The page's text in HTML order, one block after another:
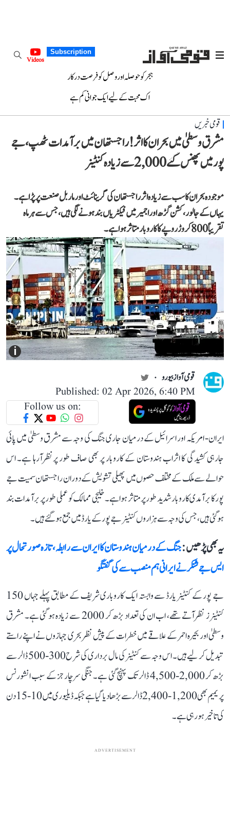
Subscription
Videos
ہجر کو حوصلہ اور وصل کو فرصت درکار
اک محبت کے لیے ایک جوانی کم ہے
قومی خبریں
مشرق وسطیٰ میں بحران کا اثر! راجستھان میں برآمدات ٹھپ، جے
پور میں پھنس گئے 2,000 سے زیادہ کنٹینر
موجودہ بحران کا سب سے زیادہ اثرراجستھان کی گرینائٹ اورماربل صنعت پر پڑا ہے۔
یہاں کے جالور، کشن گڑھ اور اجمیر میں فیکٹریاں بند ہونے لگی ہیں، جس سے ہرماہ
تقریباً 800 کروڑ روپے کا کاروبار متاثر ہوا ہے۔
i
قومی آواز بیورو
Published: 02 Apr 2026, 6:40 PM
Follow us on:
ایران- امریکہ اور اسرائیل کے درمیان جاری جنگ کی وجہ سے مشرق وسطیٰ میں پائی
جارہی کشیدگی کا اثراب ہندوستان کے کاروبار پر بھی صاف طور پرنظرآرہا ہے۔ اس
حوالے سے ملک کے مختلف حصوں میں پھیلی تشویش کے دوران راجستھان سمیت جے
پور کا برآمدی کاروبار شدید طور پرمتاثر ہوا ہے۔ خلیجی ممالک کو عملی طور پر برآمدات بند
ہو گئی ہیں، جس کی وجہ سے ہزاروں کنٹینر جے پور کے یارڈ میں جمع ہوگئے ہیں۔
یہ بھی پڑھیں :جنگ کے درمیان ہندوستان کا ایران سے رابطہ، تازہ صورتحال پر
ایس جے شنکر نے ایرانی ہم منصب سے کی گفتگو
جے پور کے کنٹینر یارڈ سے وابستہ ایک کاروباری شریف کے مطابق پہلے جہاں 150
کنٹینرز نظرآتے تھے، اب ان کی تعداد بڑھ کر 2000 سے زیادہ ہو گئی ہے۔ مشرق
وسطیٰ اور بحیرہ احمر کے علاقے میں خطرات کے پیش نظر بحری جہازوں نے اپنے راستے
تبدیل کر لیے ہیں۔ اس وجہ سے کنٹینر کی مال برداری کی شرح 300-500 ڈالر سے
بڑھ کر 2,000-4,500 ڈالر تک پہنچ گئی ہے۔ جنگی سرچارجز کے سبب انشورنس
پریمیم بھی 1,200-2,400 ڈالر سے بڑھا دیا گیا ہے جبکہ ڈیلیوری میں 10-15 دن
کی تاخیر ہو رہی ہے۔
ADVERTISEMENT